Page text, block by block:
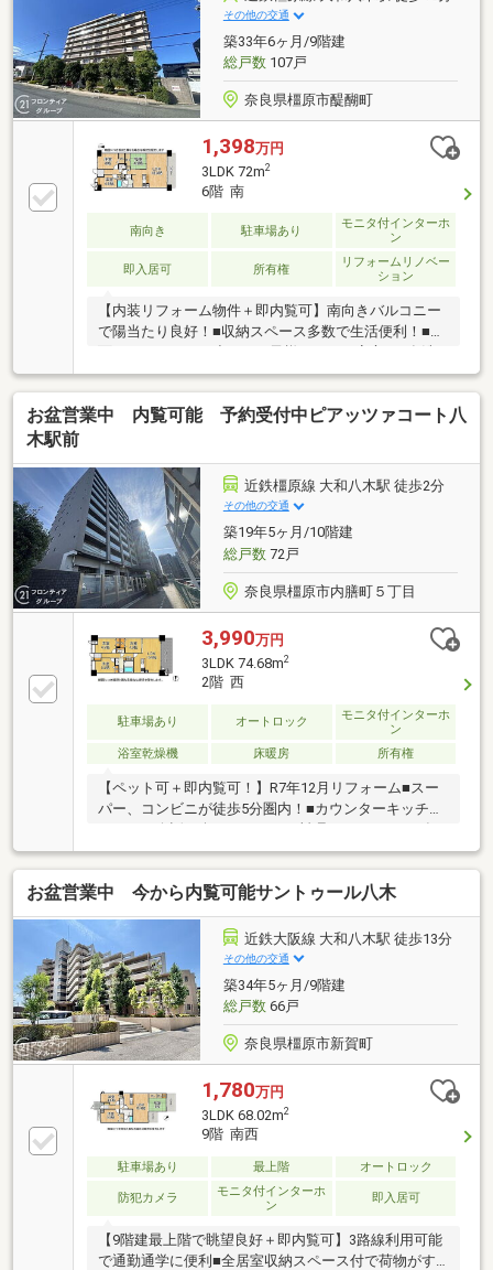
その他の交通
築33年6ヶ月/9階建
総戸数107戸
奈良県橿原市醍醐町
1,398万円
3LDK 72m2
6階 南
南向き 駐車場あり
モニタ付インターホ
ン
即入居可 所有権
リフォームリノベー
ション
【内装リフォーム物件＋即内覧可】南向きバルコニー
で陽当たり良好！■収納スペース多数で生活便利！■対
器付きで家事もラクラク！
お盆営業中 内覧可能 予約受付中ピアッツァコート八
木駅前
近鉄橿原線 大和八木駅 徒歩2分
その他の交通
築19年5ヶ月/10階建
総戸数72戸
奈良県橿原市内膳町５丁目
3,990万円
3LDK 74.68m2
2階 西
駐車場あり オートロック
モニタ付インターホ
ン
浴室乾燥機
床暖房 所有権
【ペット可＋即内覧可！】R7年12月リフォーム■スー
パー、コンビニが徒歩5分圏内！■カウンターキッチン
のため、会話を楽しみながらお料理ができますね■食
洗機付で、洗い物の負担を軽減できますね
お盆営業中 今から内覧可能サントゥール八木
近鉄大阪線 大和八木駅 徒歩13分
その他の交通
築34年5ヶ月/9階建
総戸数66戸
奈良県橿原市新賀町
1,780万円
3LDK 68.02m2
9階 南西
駐車場あり 最上階 オートロック
防犯カメラ
モニタ付インターホ
ン
即入居可
【9階建最上階で眺望良好＋即内覧可】3路線利用可能
で通勤通学に便利■全居室収納スペース付で荷物がす